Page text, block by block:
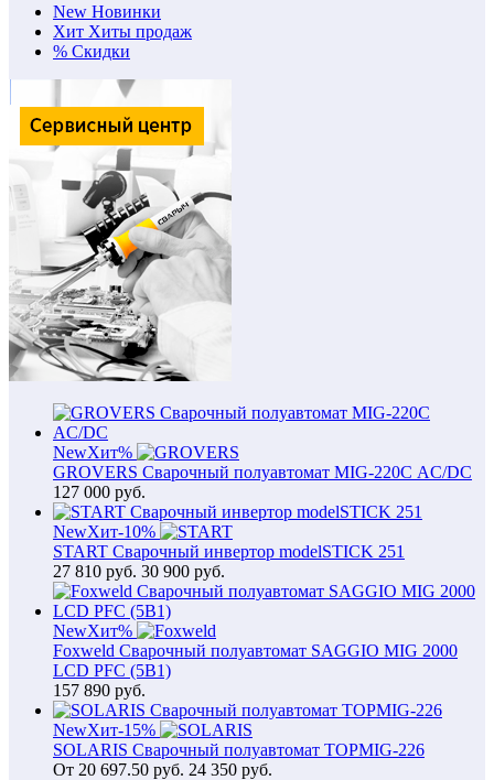
New Новинки
Хит Хиты продаж
% Скидки
NewХит%
GROVERS Сварочный полуавтомат MIG-220С AC/DC
127 000 руб.
NewХит-10%
START Сварочный инвертор modelSTICK 251
27 810 руб. 30 900 руб.
NewХит%
Foxweld Сварочный полуавтомат SAGGIO MIG 2000
LCD PFC (5В1)
157 890 руб.
NewХит-15%
SOLARIS Сварочный полуавтомат TOPMIG-226
От 20 697.50 руб. 24 350 руб.